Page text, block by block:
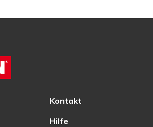
Kontakt
Hilfe